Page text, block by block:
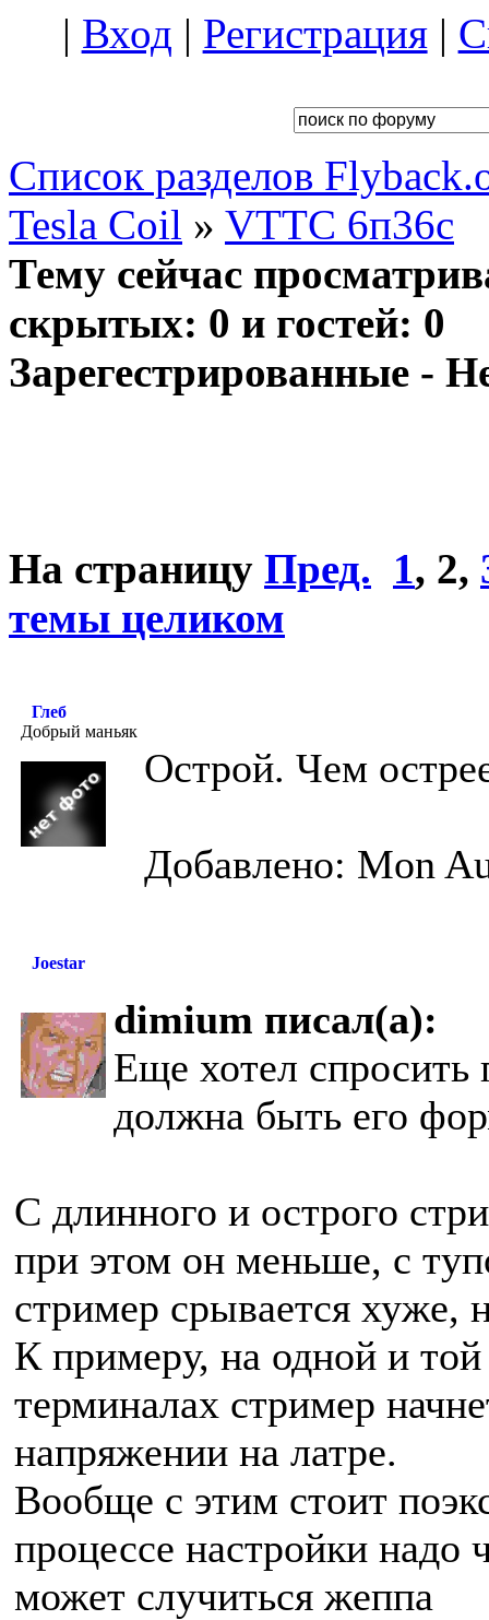
| Вход | Регистрация|
Список разделов
Tesla Coil » VTTC 6п36с
Тему сейчас
скрытых: 0 и гостей: 0
Зарегестрированные -
На страницу Пред. 1, 2,
темы целиком
Глеб
Добрый маньяк
Острой. Чем
Добавлено: Mon
Joestar
dimium писал(а):
Еще хотел
должна быть его
С длинного и острого
при этом он меньше, с
стример срывается хуже,
К примеру, на одной и
терминалах стример
напряжении на латре.
Вообще с этим стоит
процессе настройки
может случиться жеппа